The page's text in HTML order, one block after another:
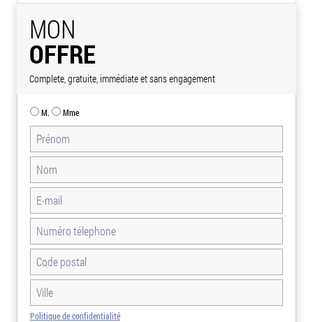
MON
OFFRE
Complete, gratuite, immédiate et sans engagement
M. Mme
Politique de confidentialité